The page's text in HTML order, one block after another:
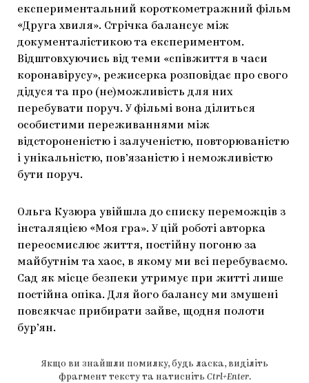
експериментальний короткометражний фільм
«Друга хвиля». Стрічка балансує між
документалістикою та експериментом.
Відштовхуючись від теми «співжиття в часи
коронавірусу», режисерка розповідає про свого
дідуся та про (не)можливість для них
перебувати поруч. У фільмі вона ділиться
особистими переживаннями між
відстороненістю і залученістю, повторюваністю
і унікальністю, пов’язаністю і неможливістю
бути поруч.
Ольга Кузюра увійшла до списку переможців з
інсталяцією «Моя гра». У цій роботі авторка
переосмислює життя, постійну погоню за
майбутнім та хаос, в якому ми всі перебуваємо.
Сад як місце безпеки утримує при житті лише
постійна опіка. Для його балансу ми змушені
повсякчас прибирати зайве, щодня полоти
бур’ян.
Якщо ви знайшли помилку, будь ласка, виділіть
фрагмент тексту та натисніть Ctrl+Enter.